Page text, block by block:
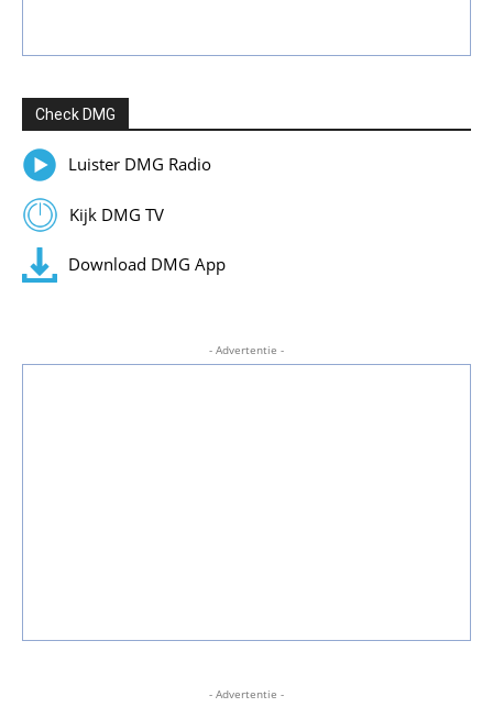
Check DMG
Luister DMG Radio
Kijk DMG TV
Download DMG App
- Advertentie -
- Advertentie -